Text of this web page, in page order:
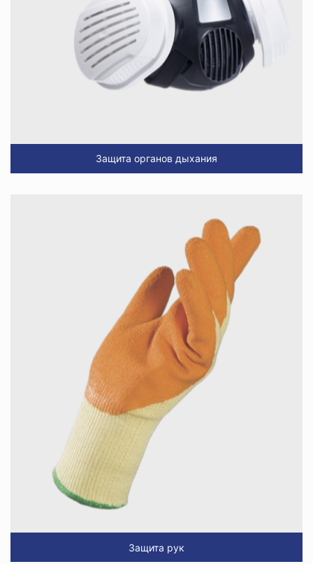
Защита органов дыхания
Защита рук